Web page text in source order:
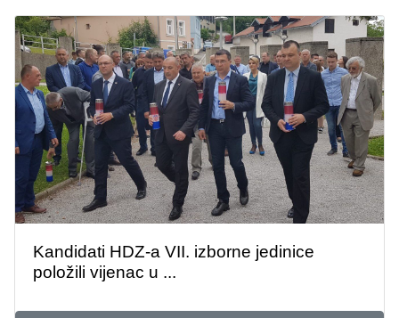
Kandidati HDZ-a VII. izborne jedinice
položili vijenac u ...